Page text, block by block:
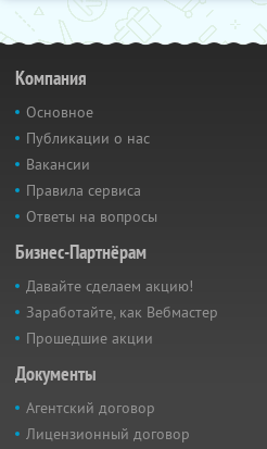
Компания
Основное
Публикации о нас
Вакансии
Правила сервиса
Ответы на вопросы
Бизнес-Партнёрам
Давайте сделаем акцию!
Заработайте, как Вебмастер
Прошедшие акции
Документы
Агентский договор
Лицензионный договор